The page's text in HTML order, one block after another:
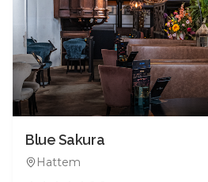
Blue Sakura
Hattem